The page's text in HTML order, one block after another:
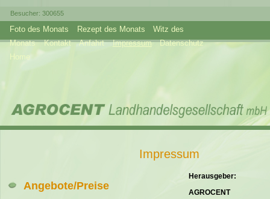
Besucher: 300655
Foto des Monats Rezept des Monats
Witz des
Monats
Kontakt Anfahrt Impressum
Datenschutz
Home
Angebote/Preise
Impressum
Herausgeber:
AGROCENT